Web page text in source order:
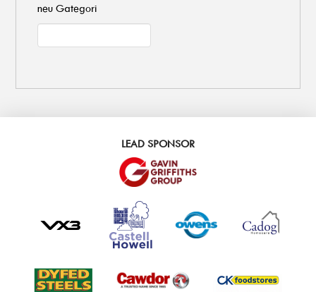
neu Gategori
LEAD SPONSOR